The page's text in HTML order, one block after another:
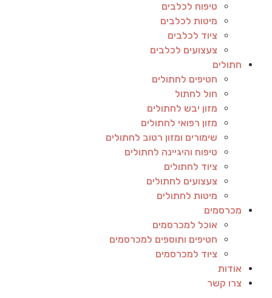
טיפוח לכלבים
מיטות לכלבים
ציוד לכלבים
צעצועים לכלבים
חתולים
חטיפים לחתולים
חול לחתול
מזון יבש לחתולים
מזון רפואי לחתולים
שימורים ומזון רטוב לחתולים
טיפוח והיגיינה לחתולים
ציוד לחתולים
צעצועים לחתולים
מיטות לחתולים
מכרסמים
אוכל למכרסמים
חטיפים ותוספים למכרסמים
ציוד למכרסמים
אודות
צרו קשר